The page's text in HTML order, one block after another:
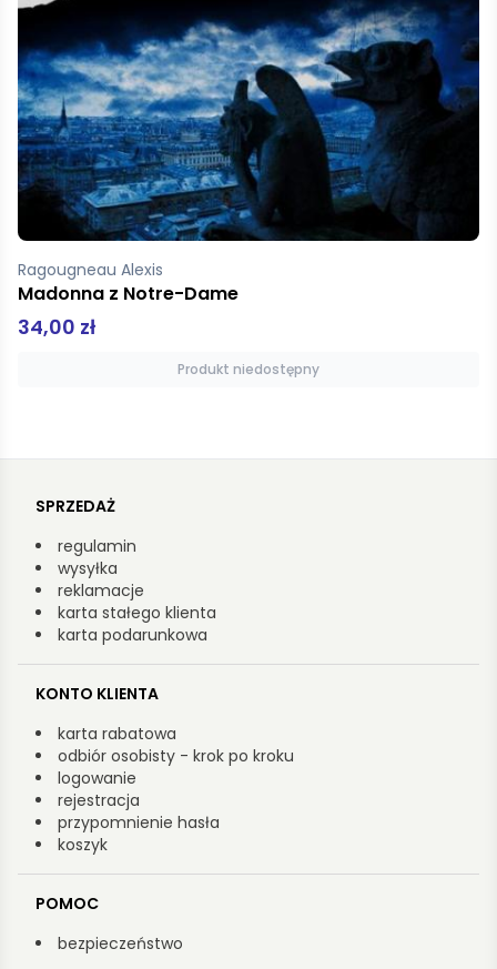
Smith Laura Jane
Pamiętniki wampirów Księga 2
14,90 zł37,80 zł
Produkt niedostępny
SPRZEDAŻ
regulamin
wysyłka
reklamacje
karta stałego klienta
karta podarunkowa
KONTO KLIENTA
karta rabatowa
odbiór osobisty - krok po kroku
logowanie
rejestracja
przypomnienie hasła
koszyk
POMOC
bezpieczeństwo